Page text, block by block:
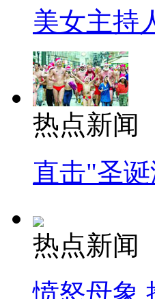
美女主持
热点新闻
直击"圣
热点新闻
愤怒母象